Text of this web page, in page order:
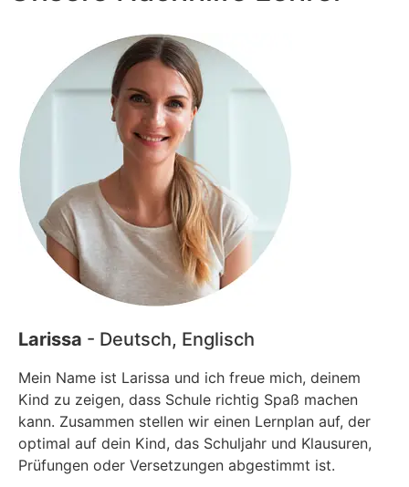
Larissa - Deutsch, Englisch
Mein Name ist Larissa und ich freue mich, deinem
Kind zu zeigen, dass Schule richtig Spaß machen
kann. Zusammen stellen wir einen Lernplan auf, der
optimal auf dein Kind, das Schuljahr und Klausuren,
Prüfungen oder Versetzungen abgestimmt ist.